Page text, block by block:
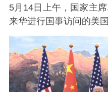
5月14日上午，国家主
来华进行国事访问的美